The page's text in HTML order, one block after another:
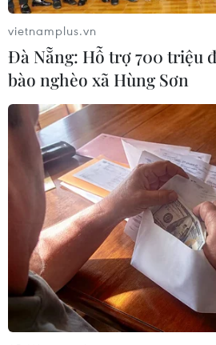
An Hải Bắc, quận Sơn Trà,
Theo xác minh ban đầu của
Môi trường, chủ đầu tư của
phạm trong việc chậm đưa
Theo Sở Tài nguyên và Môi
Nẵng, trước đây, cả 2 khu
sử dụng đất của ông Phạm
chuyển nhượng từ ông
ông Phan Văn Hiếu).
Ngày 29/3/2018, Sở Tài
thành phố Đà Nẵng đã lập
hành vi vi phạm pháp luật
Phạm Đăng Quan do vi phạm
đưa đất vào sử dụng, sau đó
vietnamplus.vn
Đà Nẵng: Hỗ trợ 700 triệu
bào nghèo xã Hùng Sơn